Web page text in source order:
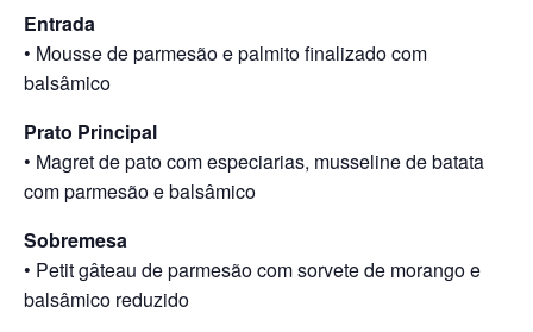
Entrada
• Mousse de parmesão e palmito finalizado com
balsâmico
Prato Principal
• Magret de pato com especiarias, musseline de batata
com parmesão e balsâmico
Sobremesa
• Petit gâteau de parmesão com sorvete de morango e
balsâmico reduzido